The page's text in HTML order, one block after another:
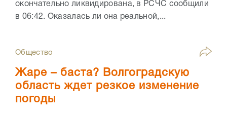
окончательно ликвидирована, в РСЧС сообщили
в 06:42. Оказалась ли она реальной,...
Общество
Жаре – баста? Волгоградскую
область ждет резкое изменение
погоды